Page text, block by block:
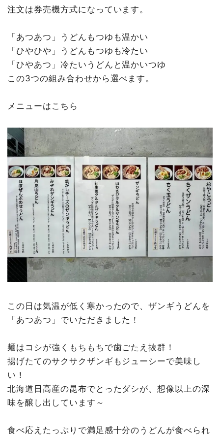
注文は券売機方式になっています。
「あつあつ」うどんもつゆも温かい
「ひやひや」うどんもつゆも冷たい
「ひやあつ」冷たいうどんと温かいつゆ
この3つの組み合わせから選べます。
メニューはこちら
この日は気温が低く寒かったので、ザンギうどんを
「あつあつ」でいただきました！
麺はコシが強くもちもちで歯ごたえ抜群！
揚げたてのサクサクザンギもジューシーで美味し
い！
北海道日高産の昆布でとったダシが、想像以上の深
味を醸し出しています～
食べ応えたっぷりで満足感十分のうどんが食べられ